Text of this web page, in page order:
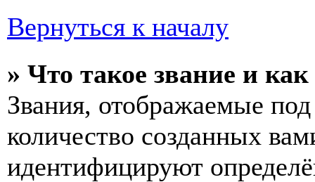
Вернуться к началу
» Что такое звание и
Звания, отображаемые
количество созданных
идентифицируют